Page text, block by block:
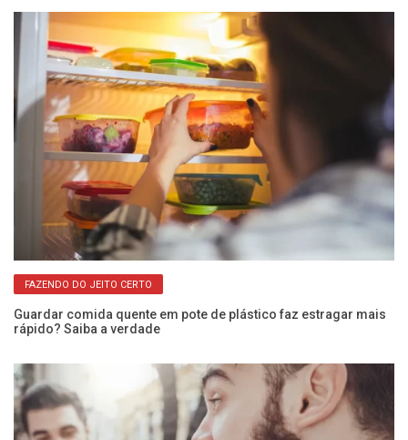
FAZENDO DO JEITO CERTO
Guardar comida quente em pote de plástico faz estragar mais
rápido? Saiba a verdade